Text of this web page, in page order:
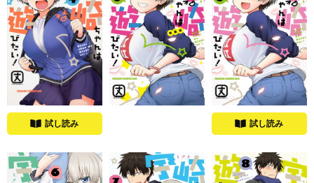
試し読み 試し読み